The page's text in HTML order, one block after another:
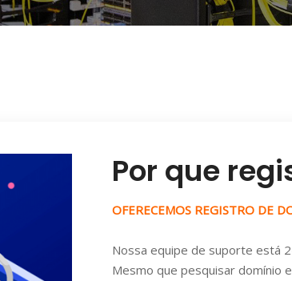
Por que
OFERECEMOS REGISTRO DE
Nossa equipe de suporte está
Mesmo que pesquisar domínio